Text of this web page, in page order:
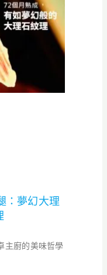
：夢幻大理
主廚的美味哲學